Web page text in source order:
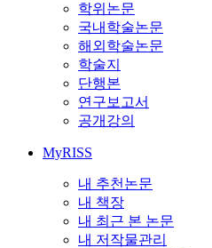
학위논문
국내학술논문
해외학술논문
학술지
단행본
연구보고서
공개강의
MyRISS
내 추천논문
내 책장
내 최근 본 논문
내 저작물관리